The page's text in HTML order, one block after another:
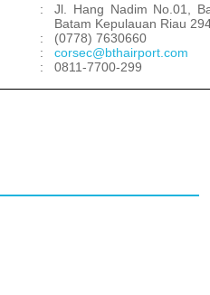
:
Jl. Hang Nadim No.01,
Batam Kepulauan Riau
:
(0778) 7630660
:
corsec@bthairport.com
: 0811-7700-299